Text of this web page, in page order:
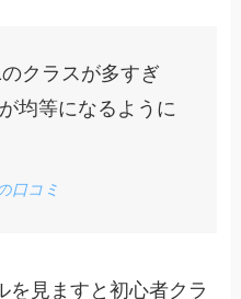
クラスが多すぎ
均等になるように
口コミ
を見ますと初心者クラ